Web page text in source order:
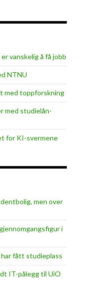
vanskelig å få jobb
NTNU
med toppforskning
med studielån-
for KI-svermene
men over
i
fått studieplass
IT-pålegg til UiO